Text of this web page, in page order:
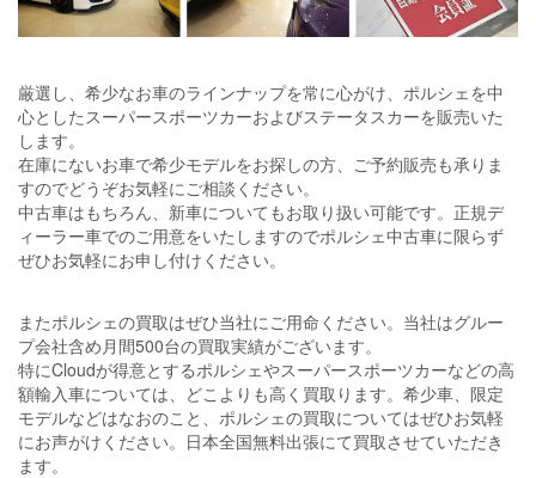
厳選し、希少なお車のラインナップを常に心がけ、ポルシェを中
心としたスーパースポーツカーおよびステータスカーを販売いた
します。
在庫にないお車で希少モデルをお探しの方、ご予約販売も承りま
すのでどうぞお気軽にご相談ください。
中古車はもちろん、新車についてもお取り扱い可能です。正規デ
ィーラー車でのご用意をいたしますのでポルシェ中古車に限らず
ぜひお気軽にお申し付けください。
またポルシェの買取はぜひ当社にご用命ください。当社はグルー
プ会社含め月間500台の買取実績がございます。
特にCloudが得意とするポルシェやスーパースポーツカーなどの高
額輸入車については、どこよりも高く買取ります。希少車、限定
モデルなどはなおのこと、ポルシェの買取についてはぜひお気軽
にお声がけください。日本全国無料出張にて買取させていただき
ます。